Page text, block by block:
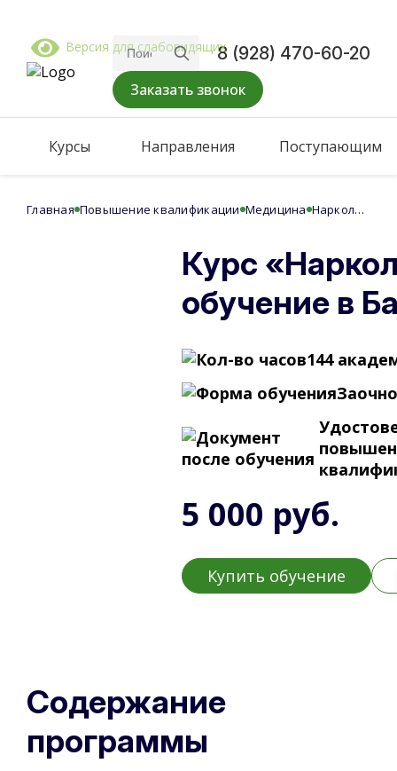
Версия для слабовидящих8 (928) 470-60-20
Заказать звонок
Курсы Направления Поступающим
Главная Повышение квалификации Медицина Наркология
Курс
обучение в
144
Заочно
5 000 руб.
Купить обучение
Содержание
программы